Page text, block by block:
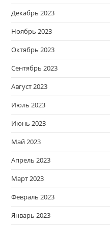
Декабрь 2023
Ноябрь 2023
Октябрь 2023
Сентябрь 2023
Август 2023
Июль 2023
Июнь 2023
Май 2023
Апрель 2023
Март 2023
Февраль 2023
Январь 2023